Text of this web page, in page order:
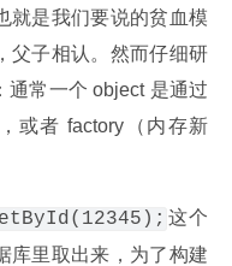
就是我们要说的贫血模
父子相认。然而仔细研
通常一个 object 是通过
或者 factory（内存新
这个
库里取出来，为了构建